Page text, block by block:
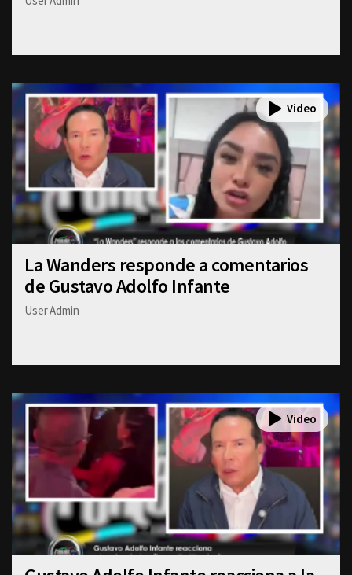
La Wanders responde a comentarios
de Gustavo Adolfo Infante
User Admin